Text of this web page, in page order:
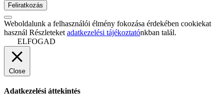
Weboldalunk a felhasználói élmény fokozása érdekében cookiekat
használ Részleteket adatkezelési tájékoztatónkban talál.
ELFOGAD
Close
Adatkezelési áttekintés